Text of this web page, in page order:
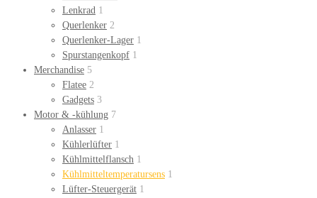
Lenkrad 1
Querlenker 2
Querlenker-Lager 1
Spurstangenkopf 1
Merchandise 5
Flatee 2
Gadgets 3
Motor & -kühlung 7
Anlasser 1
Kühlerlüfter 1
Kühlmittelflansch 1
Kühlmitteltemperatursens 1
Lüfter-Steuergerät 1